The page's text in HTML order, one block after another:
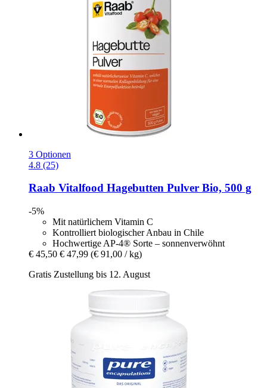
3 Optionen
4.8 (25)
Raab Vitalfood Hagebutten Pulver Bio, 500 g
-5%
Mit natürlichem Vitamin C
Kontrolliert biologischer Anbau in Chile
Hochwertige AP-4® Sorte – sonnenverwöhnt
€ 45,50 € 47,99 (€ 91,00 / kg)
Gratis Zustellung bis 12. August